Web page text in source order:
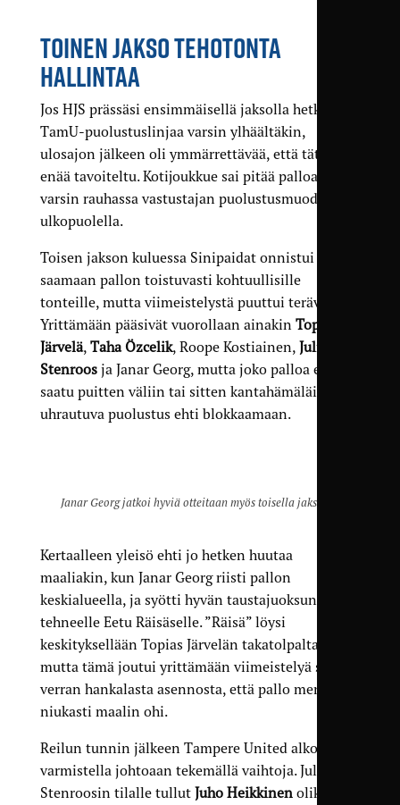
TOINEN JAKSO TEHOTONTA
HALLINTAA
Jos HJS prässäsi ensimmäisellä jaksolla hetkittäin
TamU-puolustuslinjaa varsin ylhäältäkin,
ulosajon jälkeen oli ymmärrettävää, että tätä ei
enää tavoiteltu. Kotijoukkue sai pitää palloa
varsin rauhassa vastustajan puolustusmuodon
ulkopuolella.
Toisen jakson kuluessa Sinipaidat onnistui
saamaan pallon toistuvasti kohtuullisille
tonteille, mutta viimeistelystä puuttui terävyys.
Yrittämään pääsivät vuorollaan ainakin Topias
Järvelä, Taha Özcelik, Roope Kostiainen, Julius
Stenroosja Janar Georg, mutta joko palloa ei
saatu puitten väliin tai sitten kantahämäläisten
uhrautuva puolustus ehti blokkaamaan.
Janar Georg jatkoi hyviä otteitaan myös toisella jaksolla.
Kertaalleen yleisö ehti jo hetken huutaa
maaliakin, kun Janar Georg riisti pallon
keskialueella, ja syötti hyvän taustajuoksun
tehneelle Eetu Räisäselle. ”Räisä” löysi
keskityksellään Topias Järvelän takatolpalta,
mutta tämä joutui yrittämään viimeistelyä sen
verran hankalasta asennosta, että pallo meni
niukasti maalin ohi.
Reilun tunnin jälkeen Tampere United alkoi
varmistella johtoaan tekemällä vaihtoja. Julius
Stenroosin tilalle tullut Juho Heikkinenolikin